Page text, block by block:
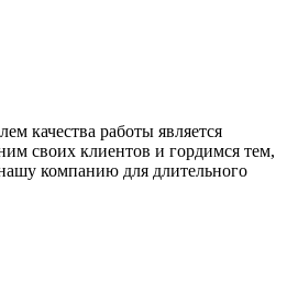
качества работы является
своих клиентов и гордимся тем,
компанию для длительного